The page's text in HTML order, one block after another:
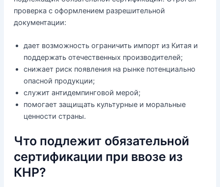
проверка с оформлением разрешительной
документации:
дает возможность ограничить импорт из Китая и
поддержать отечественных производителей;
снижает риск появления на рынке потенциально
опасной продукции;
служит антидемпинговой мерой;
помогает защищать культурные и моральные
ценности страны.
Что подлежит обязательной
сертификации при ввозе из
КНР?